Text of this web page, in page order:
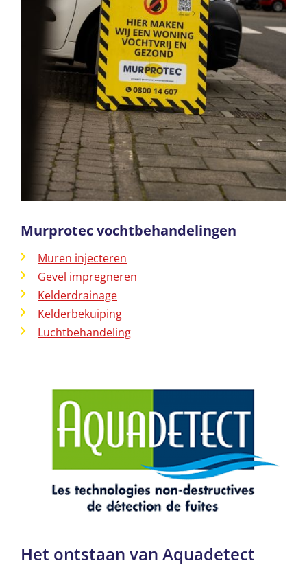
Murprotec vochtbehandelingen
Muren injecteren
Gevel impregneren
Kelderdrainage
Kelderbekuiping
Luchtbehandeling
Het ontstaan van Aquadetect